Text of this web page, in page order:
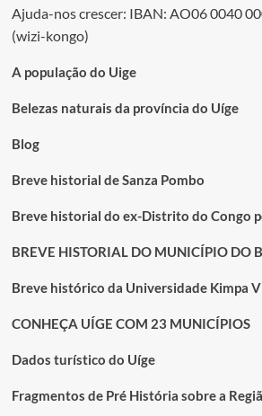
Ajuda-nos crescer: IBAN: AO06 0040
(wizi-kongo)
A população do Uige
Belezas naturais da província do Uíge
Blog
Breve historial de Sanza Pombo
Breve historial do ex-Distrito do Congo
BREVE HISTORIAL DO MUNICÍPIO DO
Breve histórico da Universidade Kimpa
CONHEÇA UÍGE COM 23 MUNICÍPIOS
Dados turístico do Uíge
Fragmentos de Pré História sobre a